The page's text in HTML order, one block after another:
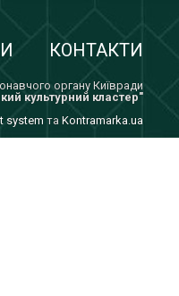
КОНТАКТИ
органу Київради
культурний кластер"
system та Kontramarka.ua